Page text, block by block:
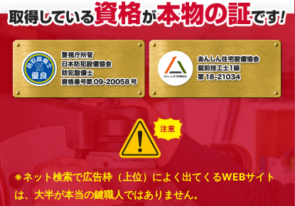
※ネット検索で広告枠（上位）によく出てくるWEBサイト
は、大半が本当の鍵職人ではありません。